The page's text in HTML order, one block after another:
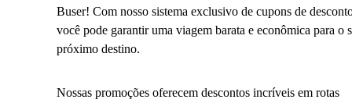
Buser! Com nosso sistema exclusivo de cupons de
você pode garantir uma viagem barata e econômica para o
próximo destino.
Nossas promoções oferecem descontos incríveis em rotas